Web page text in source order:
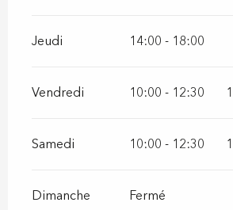
Jeudi 14:00 - 18:00
Vendredi 10:00 - 12:30
Samedi 10:00 - 12:30
Dimanche Fermé